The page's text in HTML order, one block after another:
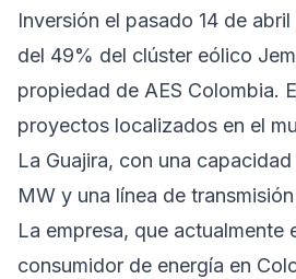
Inversión el pasado 14 de
del 49% del clúster eólico
propiedad de AES Colombia.
proyectos localizados en el
La Guajira, con una
MW y una línea de
La empresa, que actualmente
consumidor de energía en